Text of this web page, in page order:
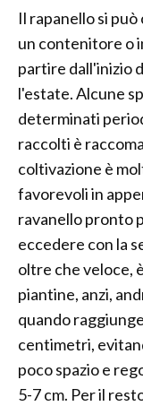
Il rapanello si
un contenitore o
partire dall'inizio
l'estate. Alcune
determinati
raccolti è
coltivazione è
favorevoli in
ravanello pronto
eccedere con la
oltre che veloce,
piantine, anzi,
quando
centimetri,
poco spazio e
5-7 cm. Per il